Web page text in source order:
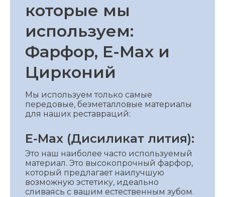
которые мы
используем:
Фарфор, E-Max и
Цирконий
Мы используем только самые
передовые, безметалловые материалы
для наших реставраций:
E-Max (Дисиликат лития):
Это наш наиболее часто используемый
материал. Это высокопрочный фарфор,
который предлагает наилучшую
возможную эстетику, идеально
сливаясь с вашим естественным зубом.